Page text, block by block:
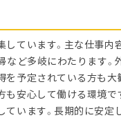
ています。主な仕事内
など多岐にわたります
を予定されている方も
安心して働ける環境で
います。長期的に安定